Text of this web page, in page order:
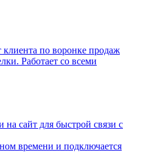
клиента по воронке продаж
Работает со всеми
сайт для быстрой связи с
времени и подключается